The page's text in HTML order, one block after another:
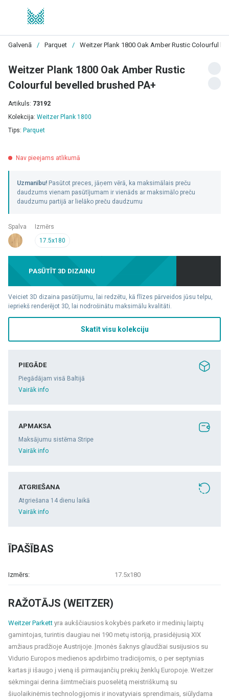
Galvenā / Parquet / Weitzer Plank 1800 Oak Amber Rustic Colourful
RAŽOTĀJS (WEITZER)
Weitzer Parkett yra aukščiausios kokybės parketo ir medinių laiptų
gamintojas, turintis daugiau nei 190 metų istoriją, prasidėjusią XIX
amžiaus pradžioje Austrijoje. Įmonės šaknys glaudžiai susijusios su
Vidurio Europos medienos apdirbimo tradicijomis, o per septynias
kartas ji išaugo į vieną iš pirmaujančių prekių ženklų Europoje. Weitzer
sėkmingai derina šimtmečiais puoselėtą meistriškumą su
šiuolaikinėmis technologijomis ir inovatyviais sprendimais, siūlydama
Weitzer Plank 1800 Oak Amber Rustic
Colourful bevelled brushed PA+
Artikuls: 73192
Kolekcija: Weitzer Plank 1800
Tips: Parquet
Nav pieejams atlikumā
Uzmanību! Pasūtot preces, jāņem vērā, ka maksimālais preču
daudzums vienam pasūtījumam ir vienāds ar maksimālo preču
daudzumu partijā ar lielāko preču daudzumu
Spalva
Izmērs
17.5x180
PASŪTĪT 3D DIZAINU
Veiciet 3D dizaina pasūtījumu, lai redzētu, kā flīzes pārveidos jūsu telpu,
iepriekš renderējot 3D, lai nodrošinātu maksimālu kvalitāti.
Skatīt visu kolekciju
PIEGĀDE
Piegādājam visā Baltijā
Vairāk info
APMAKSA
Maksājumu sistēma Stripe
Vairāk info
ATGRIEŠANA
Atgriešana 14 dienu laikā
Vairāk info
ĪPAŠĪBAS
Izmērs: 17.5x180